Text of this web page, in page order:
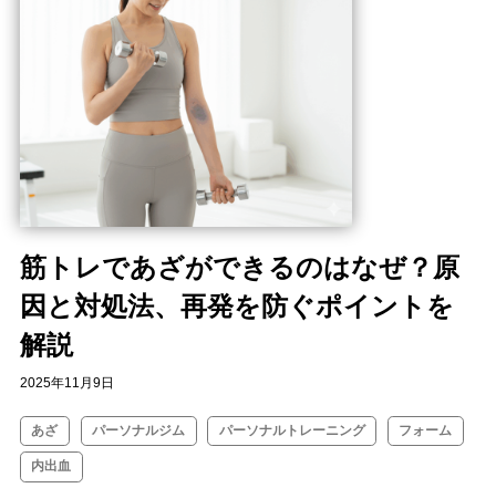
筋トレであざができるのはなぜ？原
因と対処法、再発を防ぐポイントを
解説
2025年11月9日
あざ パーソナルジム パーソナルトレーニング フォーム
内出血